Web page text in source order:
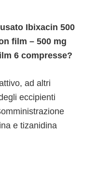
Ibixacin 500
film – 500 mg
6 compresse?
ad altri
eccipienti
e tizanidina